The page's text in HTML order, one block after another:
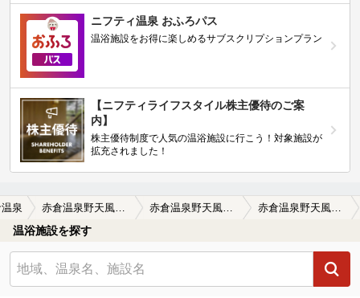
ニフティ温泉 おふろパス
温浴施設をお得に楽しめるサブスクリプションプラン
【ニフティライフスタイル株主優待のご案
内】
株主優待制度で人気の温浴施設に行こう！対象施設が
拡充されました！
泉 赤倉温泉野天風呂滝の湯の口コミ お湯はいいのだが、施設が…
温浴施設を探す